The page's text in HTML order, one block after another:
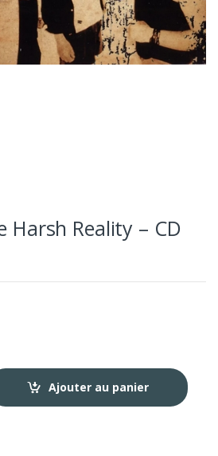
Harsh Reality – CD
Ajouter au panier